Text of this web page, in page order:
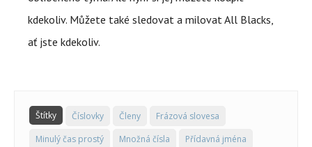
kdekoliv. Můžete také sledovat a milovat All Blacks,
ať jste kdekoliv.
Štítky Číslovky Členy
Frázová slovesa
Minulý čas prostý
Množná čísla
Přídavná jména